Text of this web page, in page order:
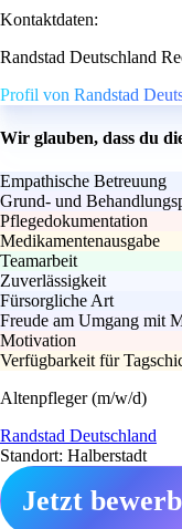
Kontaktdaten:
Randstad Deutschland
Profil von Randstad
Wir glauben, dass du
Empathische Betreuung
Grund- und
Pflegedokumentation
Medikamentenausgabe
Teamarbeit
Zuverlässigkeit
Fürsorgliche Art
Freude am Umgang mit
Motivation
Verfügbarkeit für
Altenpfleger (m/w/d)
Randstad Deutschland
Standort: Halberstadt
Jetzt